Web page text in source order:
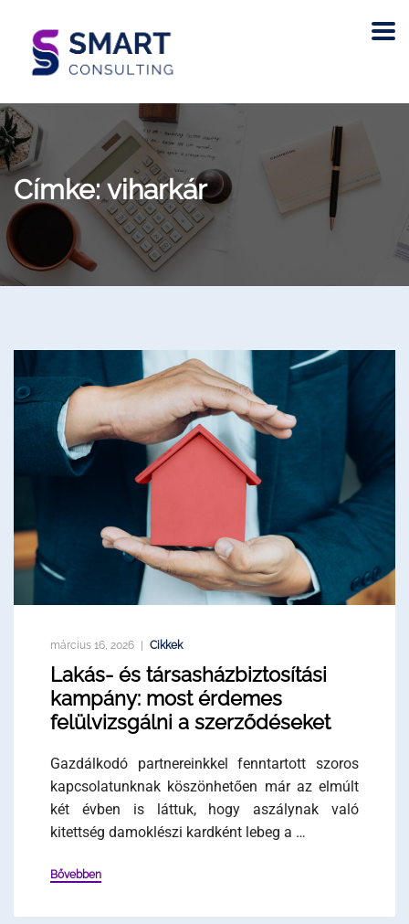
Címke:viharkár
március 16, 2026 Cikkek
Lakás- és társasházbiztosítási
kampány: most érdemes
felülvizsgálni a szerződéseket
Gazdálkodó partnereinkkel fenntartott szoros
kapcsolatunknak köszönhetően már az elmúlt
két évben is láttuk, hogy aszálynak való
kitettség damoklészi kardként lebeg a …
Bővebben